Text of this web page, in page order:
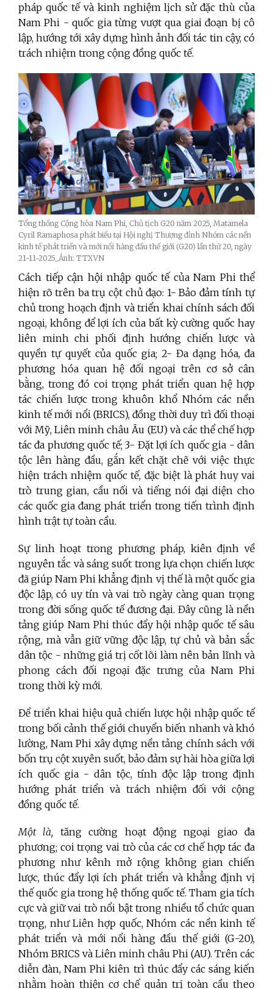
pháp quốc tế và kinh nghiệm lịch sử đặc thù của
Nam Phi - quốc gia từng vượt qua giai đoạn bị cô
lập, hướng tới xây dựng hình ảnh đối tác tin cậy, có
trách nhiệm trong cộng đồng quốc tế.
Tổng thống Cộng hòa Nam Phi, Chủ tịch G20 năm 2025, Matamela
Cyril Ramaphosa phát biểu tại Hội nghị Thượng đỉnh Nhóm các nền
kinh tế phát triển và mới nổi hàng đầu thế giới (G20) lần thứ 20, ngày
21-11-2025_Ảnh: TTXVN
Cách tiếp cận hội nhập quốc tế của Nam Phi thể
hiện rõ trên ba trụ cột chủ đạo: 1- Bảo đảm tính tự
chủ trong hoạch định và triển khai chính sách đối
ngoại, không để lợi ích của bất kỳ cường quốc hay
liên minh chi phối định hướng chiến lược và
quyền tự quyết của quốc gia; 2- Đa dạng hóa, đa
phương hóa quan hệ đối ngoại trên cơ sở cân
bằng, trong đó coi trọng phát triển quan hệ hợp
tác chiến lược trong khuôn khổ Nhóm các nền
kinh tế mới nổi (BRICS), đồng thời duy trì đối thoại
với Mỹ, Liên minh châu Âu (EU) và các thể chế hợp
tác đa phương quốc tế; 3- Đặt lợi ích quốc gia - dân
tộc lên hàng đầu, gắn kết chặt chẽ với việc thực
hiện trách nhiệm quốc tế, đặc biệt là phát huy vai
trò trung gian, cầu nối và tiếng nói đại diện cho
các quốc gia đang phát triển trong tiến trình định
hình trật tự toàn cầu.
Sự linh hoạt trong phương pháp, kiên định về
nguyên tắc và sáng suốt trong lựa chọn chiến lược
đã giúp Nam Phi khẳng định vị thế là một quốc gia
độc lập, có uy tín và vai trò ngày càng quan trọng
trong đời sống quốc tế đương đại. Đây cũng là nền
tảng giúp Nam Phi thúc đẩy hội nhập quốc tế sâu
rộng, mà vẫn giữ vững độc lập, tự chủ và bản sắc
dân tộc - những giá trị cốt lõi làm nên bản lĩnh và
phong cách đối ngoại đặc trưng của Nam Phi
trong thời kỳ mới.
Để triển khai hiệu quả chiến lược hội nhập quốc tế
trong bối cảnh thế giới chuyển biến nhanh và khó
lường, Nam Phi xây dựng nền tảng chính sách với
bốn trụ cột xuyên suốt, bảo đảm sự hài hòa giữa lợi
ích quốc gia - dân tộc, tính độc lập trong định
hướng phát triển và trách nhiệm đối với cộng
đồng quốc tế.
Một là, tăng cường hoạt động ngoại giao đa
phương; coi trọng vai trò của các cơ chế hợp tác đa
phương như kênh mở rộng không gian chiến
lược, thúc đẩy lợi ích phát triển và khẳng định vị
thế quốc gia trong hệ thống quốc tế. Tham gia tích
cực và giữ vai trò nổi bật trong nhiều tổ chức quan
trọng, như Liên hợp quốc, Nhóm các nền kinh tế
phát triển và mới nổi hàng đầu thế giới (G-20),
Nhóm BRICS và Liên minh châu Phi (AU). Trên các
diễn đàn, Nam Phi kiên trì thúc đẩy các sáng kiến
nhằm hoàn thiện cơ chế quản trị toàn cầu theo